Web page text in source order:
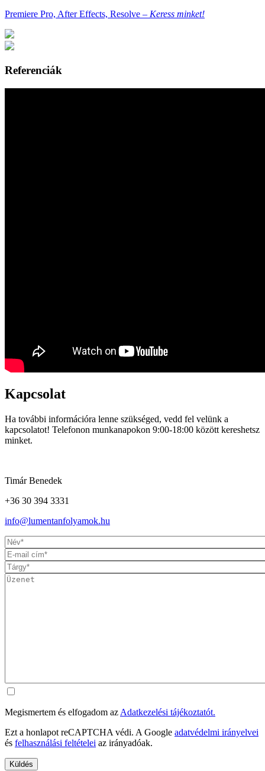
Premiere Pro, After Effects, Resolve – Keress minket!
Referenciák
Kapcsolat
Ha további információra lenne szükséged, vedd fel velünk a
kapcsolatot! Telefonon munkanapokon 9:00-18:00 között kereshetsz
minket.
Timár Benedek
+36 30 394 3331
info@lumentanfolyamok.hu
Megismertem és elfogadom az Adatkezelési tájékoztatót.
Ezt a honlapot reCAPTCHA védi. A Google adatvédelmi irányelvei
és felhasználási feltételei az irányadóak.